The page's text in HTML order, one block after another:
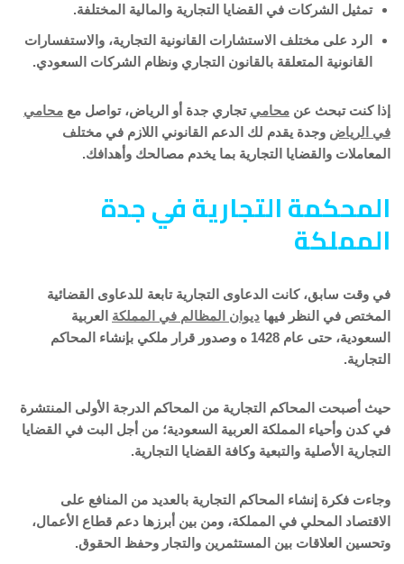
تمثيل الشركات في القضايا التجارية والمالية المختلفة.
الرد على مختلف الاستشارات القانونية التجارية، والاستفسارات
القانونية المتعلقة بالقانون التجاري ونظام الشركات السعودي.
إذا كنت تبحث عن محامي تجاري جدة أو الرياض، تواصل مع محامي
في الرياض وجدة يقدم لك الدعم القانوني اللازم في مختلف
المعاملات والقضايا التجارية بما يخدم مصالحك وأهدافك.
المحكمة التجارية في جدة
المملكة
في وقت سابق، كانت الدعاوى التجارية تابعة للدعاوى القضائية
المختص في النظر فيها ديوان المظالم في المملكة العربية
السعودية، حتى عام 1428 ه وصدور قرار ملكي بإنشاء المحاكم
التجارية.
حيث أصبحت المحاكم التجارية من المحاكم الدرجة الأولى المنتشرة
في كدن وأحياء المملكة العربية السعودية؛ من أجل البت في القضايا
التجارية الأصلية والتبعية وكافة القضايا التجارية.
وجاءت فكرة إنشاء المحاكم التجارية بالعديد من المنافع على
الاقتصاد المحلي في المملكة، ومن بين أبرزها دعم قطاع الأعمال،
وتحسين العلاقات بين المستثمرين والتجار وحفظ الحقوق.